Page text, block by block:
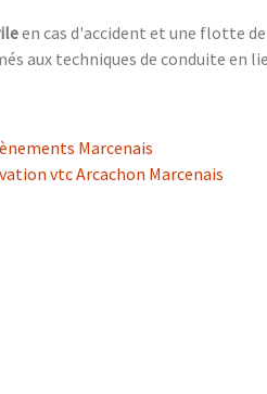
en cas d'accident et une flotte
aux techniques de conduite en
Marcenais
vtc Arcachon Marcenais